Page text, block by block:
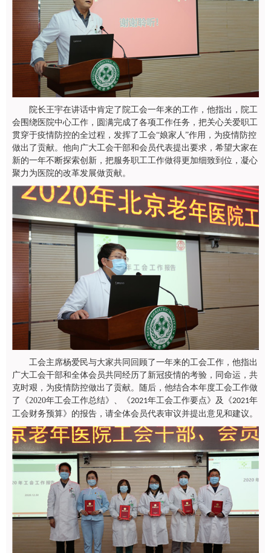
院长王宇在讲话中肯定了院工会一年来的工作，他指出，院工
会围绕医院中心工作，圆满完成了各项工作任务，把关心关爱职工
贯穿于疫情防控的全过程，发挥了工会“娘家人”作用，为疫情防控
做出了贡献。他向广大工会干部和会员代表提出要求，希望大家在
新的一年不断探索创新，把服务职工工作做得更加细致到位，凝心
聚力为医院的改革发展做贡献。
工会主席杨爱民与大家共同回顾了一年来的工会工作，他指出
广大工会干部和全体会员共同经历了新冠疫情的考验，同命运，共
克时艰，为疫情防控做出了贡献。随后，他结合本年度工会工作做
了《2020年工会工作总结》、《2021年工会工作要点》及《2021年
工会财务预算》的报告，请全体会员代表审议并提出意见和建议。